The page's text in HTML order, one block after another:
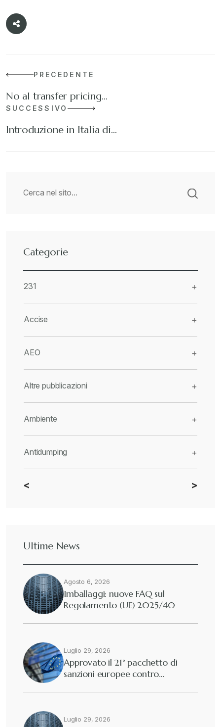
PRECEDENTE
No al transfer pricing…
SUCCESSIVO
Introduzione in Italia di…
Categorie
231 +
Accise +
AEO +
Altre pubblicazioni +
Ambiente +
Antidumping +
CBAM +
Deforestazione
Diritto tributario internazionale
Dogane
Eutekne
Fisco e tributi
< >
Ultime News
Agosto 6, 2026
Imballaggi: nuove FAQ sul
Regolamento (UE) 2025/40
Luglio 29, 2026
Approvato il 21° pacchetto di
sanzioni europee contro…
Luglio 29, 2026